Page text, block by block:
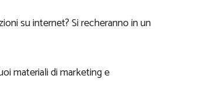
su internet? Si recheranno in un
materiali di marketing e